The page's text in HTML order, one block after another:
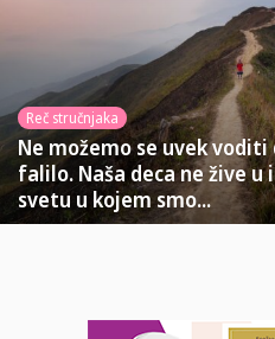
Reč stručnjaka
Ne možemo se uvek
falilo. Naša deca ne žive
svetu u kojem smo...